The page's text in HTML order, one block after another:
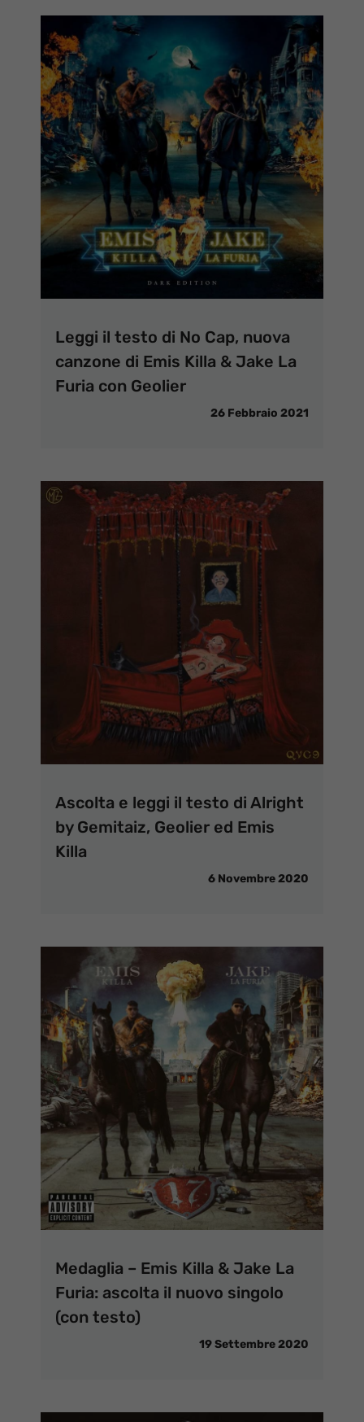
Leggi il testo di No Cap, nuova
canzone di Emis Killa & Jake La
Furia con Geolier
26 Febbraio 2021
Ascolta e leggi il testo di Alright
by Gemitaiz, Geolier ed Emis
Killa
6 Novembre 2020
Medaglia – Emis Killa & Jake La
Furia: ascolta il nuovo singolo
(con testo)
19 Settembre 2020